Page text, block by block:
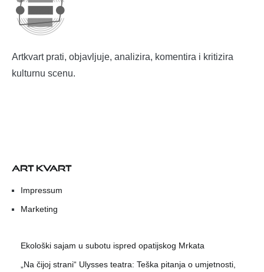
Artkvart prati, objavljuje, analizira, komentira i kritizira
kulturnu scenu.
ART KVART
Impressum
Marketing
Ekološki sajam u subotu ispred opatijskog Mrkata
„Na čijoj strani“ Ulysses teatra: Teška pitanja o umjetnosti,